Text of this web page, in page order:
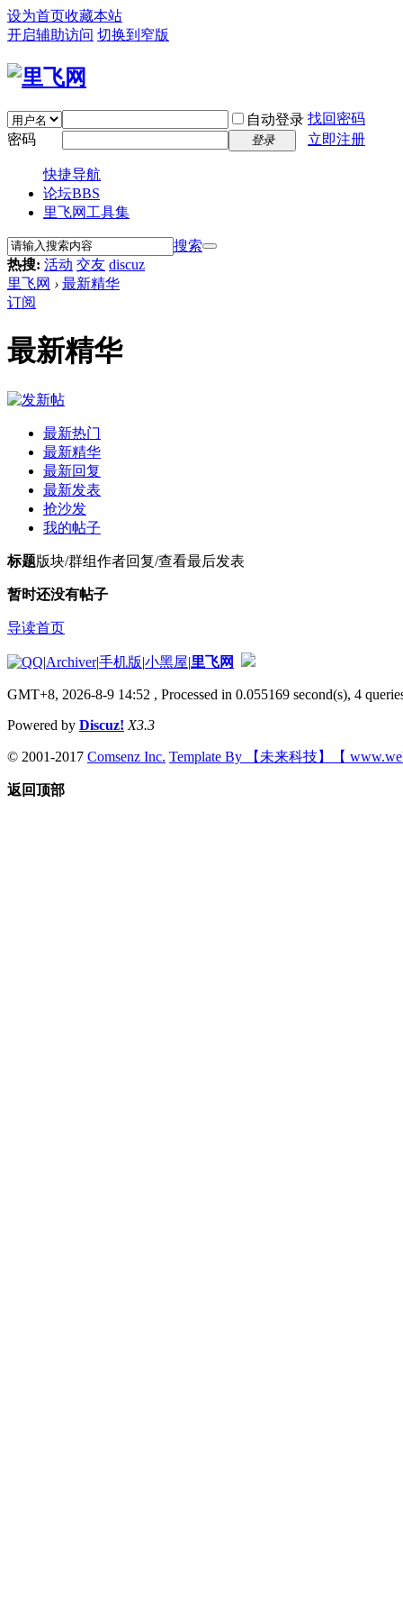
设为首页收藏本站
开启辅助访问 切换到窄版
自动登录 找回密码
密码
登录 立即注册
快捷导航
论坛BBS
里飞网工具集
搜索
热搜: 活动 交友 discuz
里飞网 › 最新精华
订阅
最新精华
最新热门
最新精华
最新回复
最新发表
抢沙发
我的帖子
标题版块/群组作者回复/查看最后发表
暂时还没有帖子
导读首页
|Archiver|手机版|小黑屋|里飞网
GMT+8, 2026-8-9 14:52 , Processed in 0.055169 second(s), 4
Powered by Discuz! X3.3
© 2001-2017 Comsenz Inc. Template By 【未来科技】【
返回顶部